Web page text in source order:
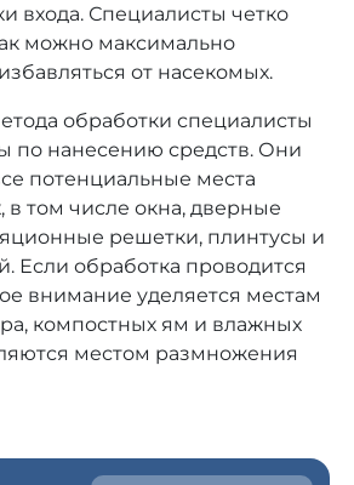
входа. Специалисты четко
можно максимально
от насекомых.
обработки специалисты
по нанесению средств. Они
потенциальные места
в том числе окна, дверные
решетки, плинтусы и
Если обработка проводится
внимание уделяется местам
компостных ям и влажных
местом размножения